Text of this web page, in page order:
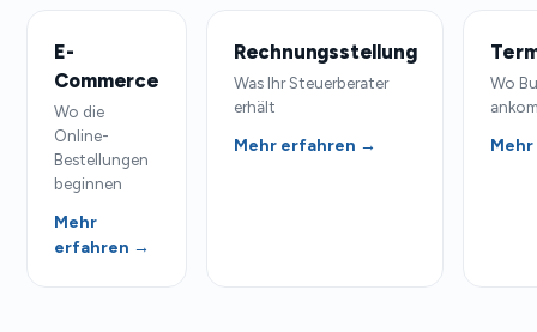
E-
Commerce
Wo die
Online-
Bestellungen
beginnen
Mehr
erfahren →
Rechnungsstellung
Was Ihr Steuerberater
erhält
Mehr erfahren →
Wo